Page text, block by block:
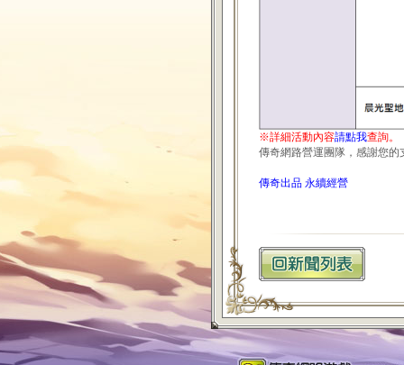
※詳細活動內容請點我查詢。
傳奇網路營運團隊，感謝您的
傳奇出品 永續經營